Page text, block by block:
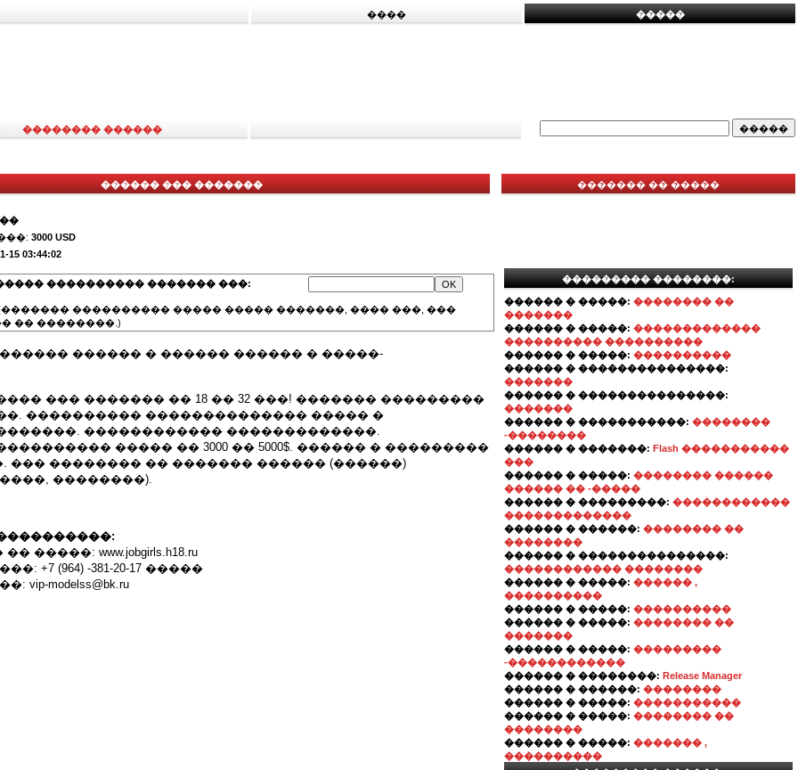
���� �����
�������� ������
������ ��� �������
3000 USD
15 03:44:02
���������� ������� ���:
���������� ����� ����� �������, ���� ���, ���
�� ��������.)
������ � ������ ������ � �����-
��� ������� �� 18 �� 32 ���! ������� ���������
���������� �������������� ����� �
������������ �������������.
����� �� 3000 �� 5000$. ������ � ���������
��� �������� �� ������� ������ (������)
��������).
www.jobgirls.h18.ru
+7 (964) -381-20-17 �����
modelss@bk.ru
������� �� �����
��������� ��������:
������ � �����: �������� ��
�������
������ � �����: �������������
���������� ����������
������ � �����: ����������
������ � ���������������:
�������
������ � ���������������:
�������
������ � �����������: ��������
-��������
������ � �������: Flash �����������
���
������ � �����: �������� ������
������ �� -�����
������ � ���������: ������������
�������������
������ � ������: �������� ��
��������
������ � ���������������:
������������ ��������
������ � �����: ������ ,
����������
������ � �����: ����������
������ � �����: �������� ��
�������
������ � �����: ���������
-������������
������ � ��������: Release Manager
������ � ������: ��������
������ � �����: �����������
������ � �����: �������� ��
��������
������ � �����: ������� ,
����������